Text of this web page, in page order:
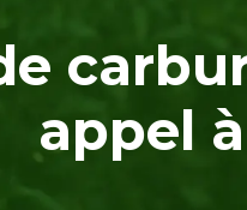
appel